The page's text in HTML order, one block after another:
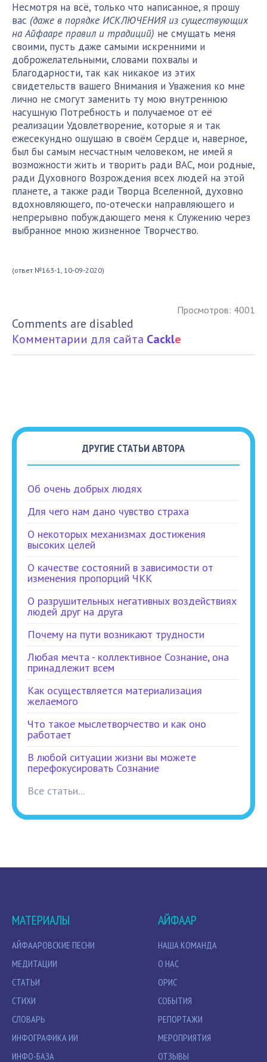
Несмотря на всё, только что написанное, я прошу
вас (даже в порядке ИСКЛЮЧЕНИЯ из существующих
на Айфааре правил и традиций) не смущать меня
своими, пусть даже самыми искренними и
доброжелательными, словами похвалы и
Благодарности, так как никакое из этих
свидетельств вашего Внимания и Уважения ко мне
лично не смогут заменить ту мою внутреннюю
насущную Потребность и получаемое от её
реализации Удовлетворение, которые я и так
ежесекундно ощущаю в своём Сердце и, наверное,
был бы самым несчастным человеком, не имей я
возможности жить и творить ради ВАС, мои родные,
ради Духовного Возрождения всех людей на этой
планете, а также ради Творца Вселенной, духовно
вдохновляющего, по-отечески направляющего и
непрерывно побуждающего меня к Служению через
выбранное мною жизненное Творчество.
(ответ №163-1, 10-09-2020)
Просмотров: 4001
Comments are disabled
Комментарии для сайта Cackle
ДРУГИЕ СТАТЬИ АВТОРА
Об очень добрых людях
Для чего нам дано чувство страха
О некоторых механизмах достижения
высоких целей
О качестве состояний в зависимости от
изменения пропорций ЧКК
О разрушительных негативных воздействиях
людей друг на друга
Почему на пути возникают трудности
Любая мечта - коллективное Сознание, она
принадлежит всем
Как осуществляется материализация
желаемого
Что такое мыслетворчество и как оно
работает
В любой ситуации жизни вы можете
перефокусировать Сознание
Все статьи...
МАТЕРИАЛЫ
АЙФААРОВСКИЕ ПЕСНИ
МЕДИТАЦИИ
СТАТЬИ
СТИХИ
СЛОВАРЬ
ИНФОГРАФИКА ИИ
ИНФО-БАЗА
АЙФААР
НАША КОМАНДА
О НАС
ОРИС
СОБЫТИЯ
РЕПОРТАЖИ
МЕРОПРИЯТИЯ
ОТЗЫВЫ